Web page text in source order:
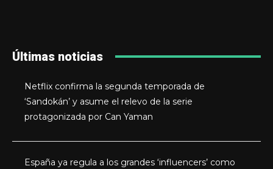
Últimas noticias
Netflix confirma la segunda temporada de
‘Sandokán’ y asume el relevo de la serie
protagonizada por Can Yaman
España ya regula a los grandes ‘influencers’ como